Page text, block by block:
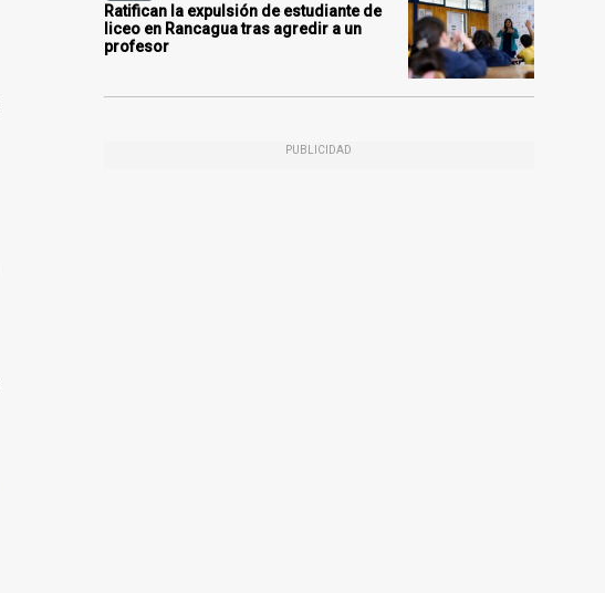
Ratifican la expulsión de estudiante de
liceo en Rancagua tras agredir a un
profesor
PUBLICIDAD